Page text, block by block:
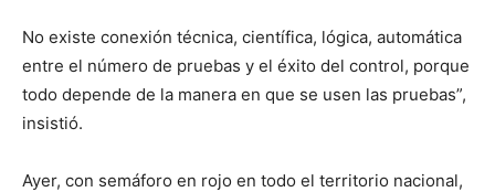
No existe conexión técnica, científica, lógica, automática
entre el número de pruebas y el éxito del control, porque
todo depende de la manera en que se usen las pruebas”,
insistió.
Ayer, con semáforo en rojo en todo el territorio nacional,